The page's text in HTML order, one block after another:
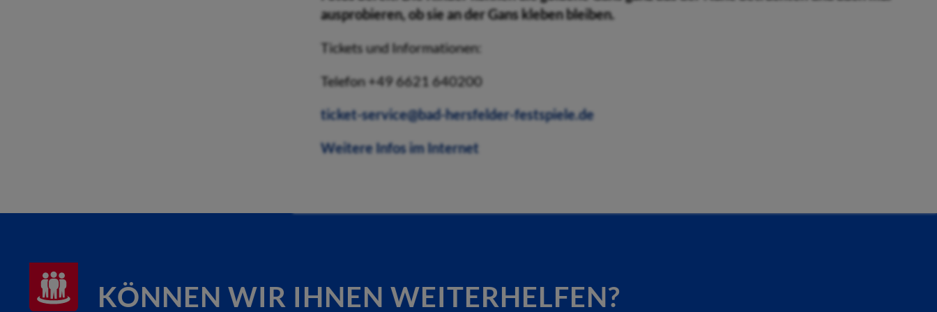
ausprobieren, ob sie an der Gans kleben bleiben.
Tickets und Informationen:
Telefon +49 6621 640200
ticket-service@bad-hersfelder-festspiele.de
Weitere Infos im Internet
KÖNNEN WIR IHNEN WEITERHELFEN?